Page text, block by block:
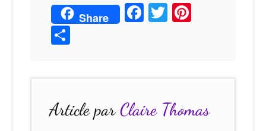
Share Facebook
Twitter
Article parClaire Thomas